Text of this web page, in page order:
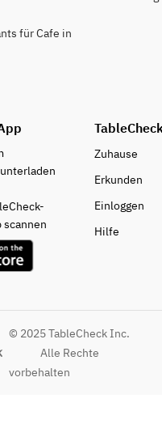
für Cafe in
scannen
Zuhause
Erkunden
Einloggen
Hilfe
© 2025 TableCheck Inc.
Alle Rechte
vorbehalten